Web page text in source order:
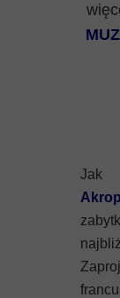
Jak